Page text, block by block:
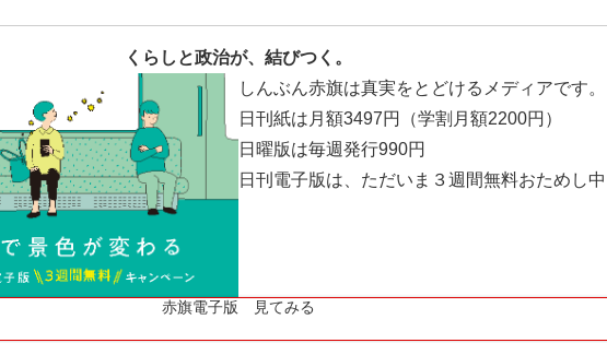
くらしと政治が、結びつく。
しんぶん赤旗は真実をとどけるメディアです。
日刊紙は月額3497円（学割月額2200円）
日曜版は毎週発行990円
日刊電子版は、ただいま３週間無料おためし中
赤旗電子版 見てみる